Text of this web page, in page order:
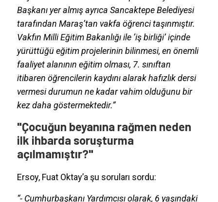
Başkanı yer almış ayrıca Sancaktepe Belediyesi
tarafından Maraş’tan vakfa öğrenci taşınmıştır.
Vakfın Milli Eğitim Bakanlığı ile ‘iş birliği’ içinde
yürüttüğü eğitim projelerinin bilinmesi, en önemli
faaliyet alanının eğitim olması, 7. sınıftan
itibaren öğrencilerin kaydını alarak hafızlık dersi
vermesi durumun ne kadar vahim olduğunu bir
kez daha göstermektedir.”
"Çocuğun beyanına rağmen neden
ilk ihbarda soruşturma
açılmamıştır?"
Ersoy, Fuat Oktay’a şu soruları sordu:
“- Cumhurbaşkanı Yardımcısı olarak, 6 yaşındaki